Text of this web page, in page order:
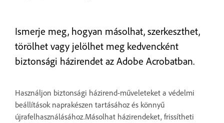
Ismerje meg, hogyan másolhat, szerkeszthet,
törölhet vagy jelölhet meg kedvencként
biztonsági házirendet az Adobe Acrobatban.
Használjon biztonsági házirend-műveleteket a védelmi
beállítások naprakészen tartásához és könnyű
újrafelhasználásához.Másolhat házirendeket, frissítheti